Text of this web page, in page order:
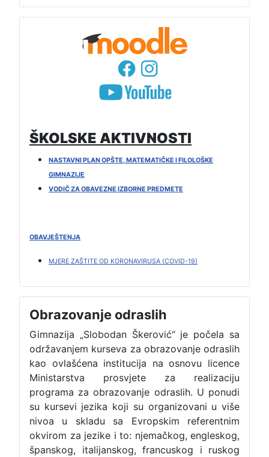
ŠKOLSKE AKTIVNOSTI
NASTAVNI PLAN OPŠTE, MATEMATIČKE I FILOLOŠKE
GIMNAZIJE
VODIČ ZA OBAVEZNE IZBORNE PREDMETE
OBAVJEŠTENJA
MJERE ZAŠTITE OD KORONAVIRUSA (COVID-19)
Obrazovanje odraslih
Gimnazija „Slobodan Škerović“ je počela sa
održavanjem kurseva za obrazovanje odraslih
kao ovlašćena institucija na osnovu licence
Ministarstva prosvjete za realizaciju
programa za obrazovanje odraslih. U ponudi
su kursevi jezika koji su organizovani u više
nivoa u skladu sa Evropskim referentnim
okvirom za jezike i to: njemačkog, engleskog,
španskog, italijanskog, francuskog i ruskog